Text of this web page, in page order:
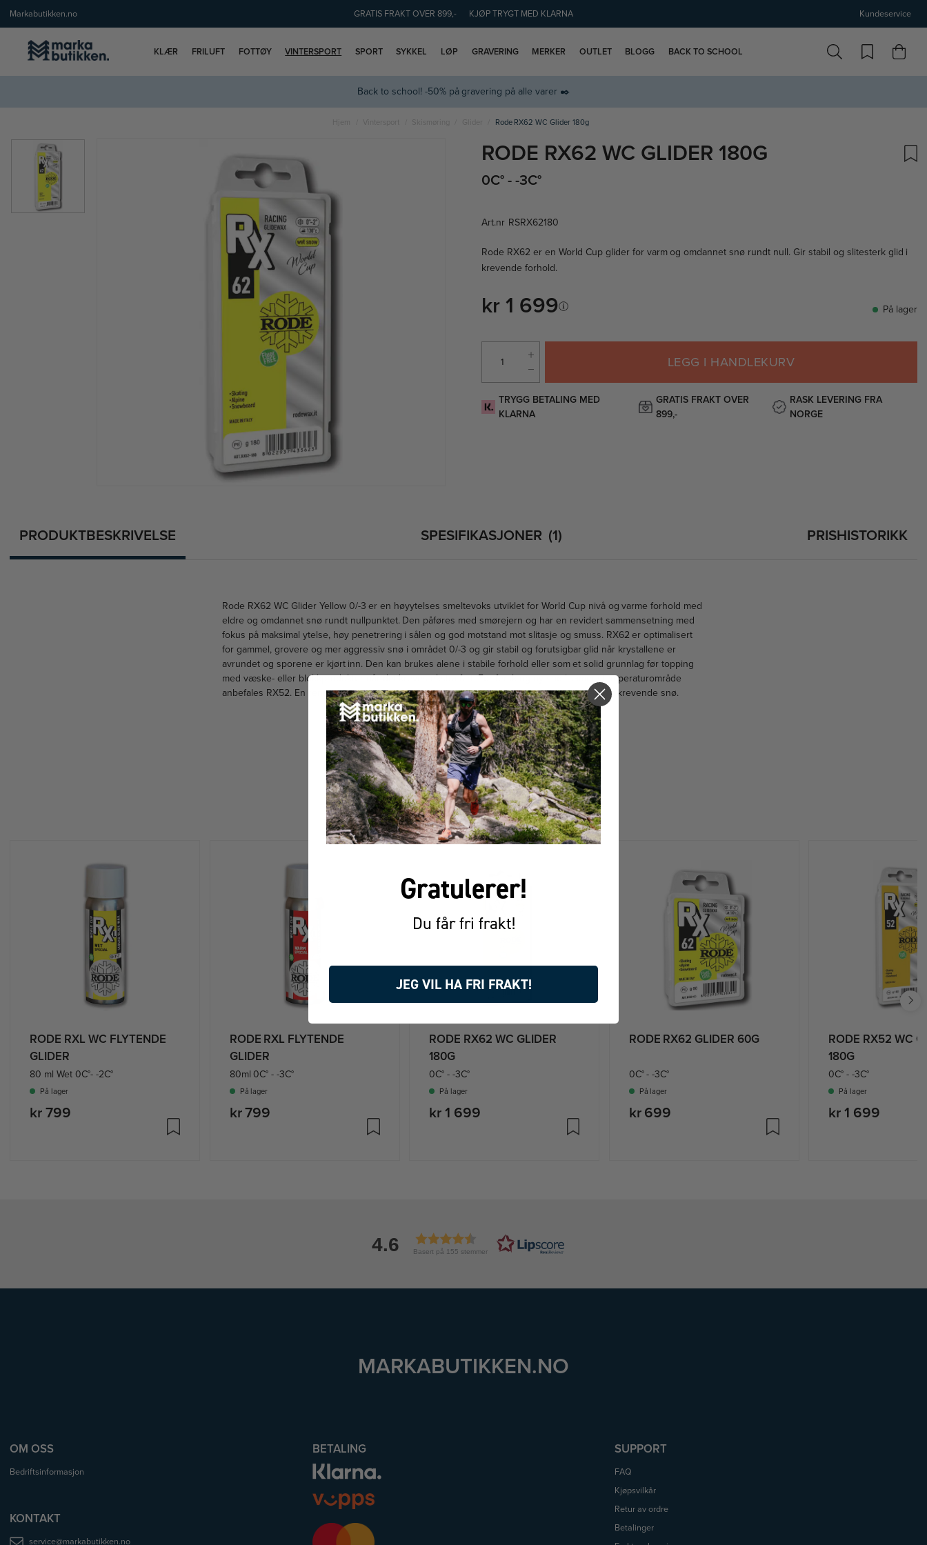
Markabutikken.no GRATIS FRAKT OVER 899,- KJØP TRYGT MED KLARNA Kundeservice
KLÆR FRILUFT FOTTØY VINTERSPORT SPORT SYKKEL LØP GRAVERING MERKER OUTLET BLOGG BACK TO SCHOOL
Back to school! -50% på gravering på alle varer ✒️
Hjem Vintersport Skismøring Rode RX62 WC Glider 180g
RODE RX62 WC GLIDER 180G
0C° - -3C°
Art.nr RSRX62180
Rode RX62 er en World Cup glider for varm og omdannet snø rundt null. Gir stabil og slitesterk glid i
krevende forhold.
kr 1 699 På lager
LEGG I HANDLEKURV
TRYGG BETALING MED
KLARNA
GRATIS FRAKT OVER
899,-
RASK LEVERING FRA
NORGE
PRODUKTBESKRIVELSE SPESIFIKASJONER 1 PRISHISTORIKK
Rode RX62 WC Glider Yellow 0/-3 er en høyytelses smeltevoks utviklet for World Cup nivå og varme forhold med
eldre og omdannet snø rundt nullpunktet. Den påføres med smørejern og har en revidert sammensetning med
fokus på maksimal ytelse, høy penetrering i sålen og god motstand mot slitasje og smuss. RX62 er optimalisert
for gammel, grovere og mer aggressiv snø i området 0/-3 og gir stabil og forutsigbar glid når krystallene er
avrundet og sporene er kjørt inn. Den kan brukes alene i stabile forhold eller som et solid grunnlag før topping
med væske- eller blokkprodukter når det kreves ekstra fart. For fersk og ny snø i samme temperaturområde
anbefales RX52. En rendyrket konkurranseglider for varme dager med omdannet og teknisk krevende snø.
FÅR VI FORESLÅ
ANDRE KJØPTE DETTE
RODE RXL WC FLYTENDE
GLIDER
80 ml Wet 0C°- -2C°
På lager
kr 799
RODE RXL FLYTENDE
GLIDER
80ml 0C° - -3C°
På lager
kr 799
RODE RX62 WC GLIDER
180G
0C° - -3C°
På lager
kr 1 699
RODE RX62 GLIDER 60G
0C° - -3C°
På lager
kr 699
RODE RX52 WC
180G
0C° - -3C°
På lager
kr 1 699
4.6 Basert på 155 stemmer
MARKABUTIKKEN.NO
OM OSS
Bedriftsinformasjon
KONTAKT
service@markabutikken.no
BETALING SUPPORT
FAQ
Kjøpsvilkår
Retur av ordre
Betalinger
Gratulerer!
Du får fri frakt!
JEG VIL HA FRI FRAKT!